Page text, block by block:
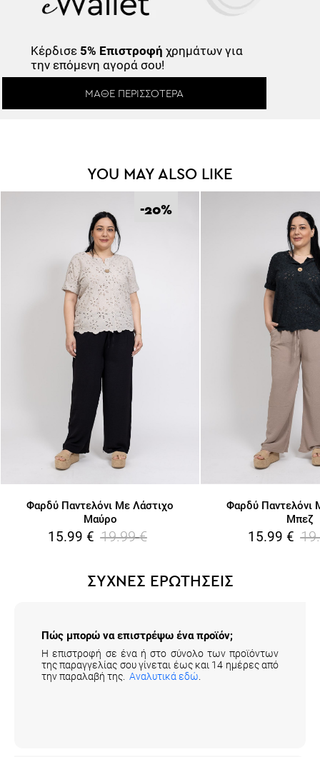
Κέρδισε 5% Επιστροφή χρημάτων για
την επόμενη αγορά σου!
ΜΆΘΕ ΠΕΡΙΣΣΌΤΕΡΑ
YOU MAY ALSO LIKE
-20%
Φαρδύ Παντελόνι Με Λάστιχο
Μαύρο
15.99 € 19.99 €
Φαρδύ Παντελόνι
Μπεζ
15.99 €
ΣΥΧΝΕΣ ΕΡΩΤΗΣΕΙΣ
Πώς μπορώ να επιστρέψω ένα προϊόν;
Η επιστροφή σε ένα ή στο σύνολο των προϊόντων
της παραγγελίας σου γίνεται έως και 14 ημέρες από
την παραλαβή της. Αναλυτικά εδώ